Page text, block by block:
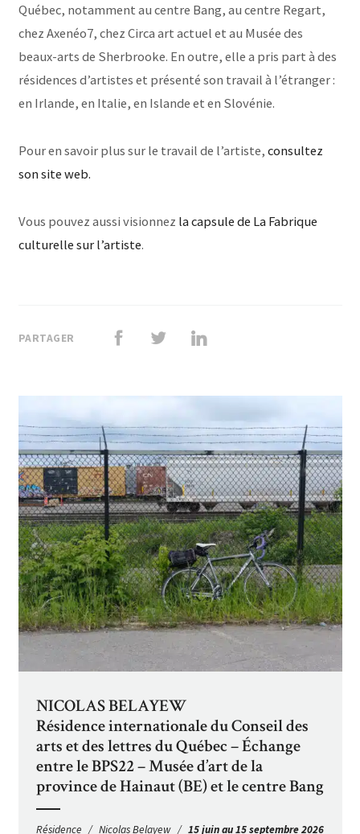
Québec, notamment au centre Bang, au centre Regart,
chez Axenéo7, chez Circa art actuel et au Musée des
beaux-arts de Sherbrooke. En outre, elle a pris part à des
résidences d’artistes et présenté son travail à l’étranger :
en Irlande, en Italie, en Islande et en Slovénie.
Pour en savoir plus sur le travail de l’artiste,consultez
son site web.
Vous pouvez aussi visionnez la capsule de La Fabrique
culturelle sur l’artiste.
PARTAGER
NICOLAS BELAYEW
Résidence internationale du Conseil des
arts et des lettres du Québec – Échange
entre le BPS22 – Musée d’art de la
province de Hainaut (BE) et le centre Bang
Résidence Nicolas Belayew 15 juin au 15 septembre 2026